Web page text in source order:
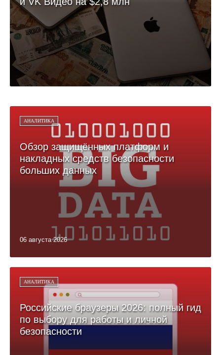
АНАЛИТИКА
Обзор защищённых платформ и
накладных средств безопасности
больших данных
06 августа 2026
АНАЛИТИКА
Российские браузеры 2026: полный гид
по выбору для работы и личной
безопасности